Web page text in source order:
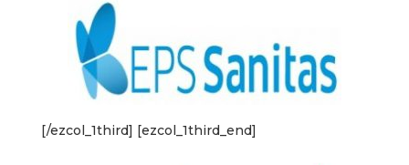
[/ezcol_1third] [ezcol_1third_end]